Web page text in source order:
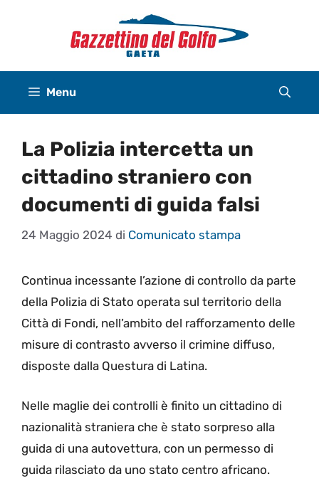
Menu
La Polizia intercetta un
cittadino straniero con
documenti di guida falsi
24 Maggio 2024 di Comunicato stampa
Continua incessante l’azione di controllo da parte
della Polizia di Stato operata sul territorio della
Città di Fondi, nell’ambito del rafforzamento delle
misure di contrasto avverso il crimine diffuso,
disposte dalla Questura di Latina.
Nelle maglie dei controlli è finito un cittadino di
nazionalità straniera che è stato sorpreso alla
guida di una autovettura, con un permesso di
guida rilasciato da uno stato centro africano.